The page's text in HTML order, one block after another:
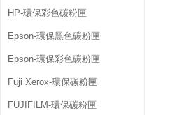
HP-環保彩色碳粉匣
Epson-環保黑色碳粉匣
Epson-環保彩色碳粉匣
Fuji Xerox-環保碳粉匣
FUJIFILM-環保碳粉匣